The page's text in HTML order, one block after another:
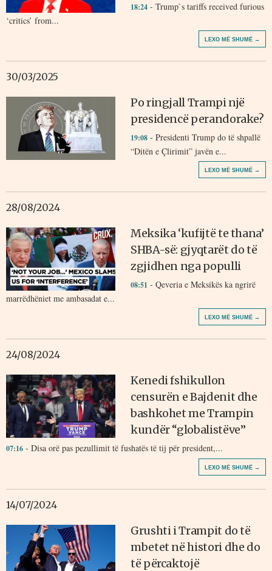
18:24 - Trump`s tariffs received furious
‘critics’ from...
LEXO MË SHUMË →
30/03/2025
Po ringjall Trampi një
presidencë perandorake?
19:08 - Presidenti Trump do të shpallë
“Ditën e Çlirimit” javën e...
LEXO MË SHUMË →
28/08/2024
Meksika ‘kufijtë te thana’
SHBA-së: gjyqtarët do të
zgjidhen nga populli
08:51 - Qeveria e Meksikës ka ngrirë
marrëdhëniet me ambasadat e...
LEXO MË SHUMË →
24/08/2024
Kenedi fshikullon
censurën e Bajdenit dhe
bashkohet me Trampin
kundër “globalistëve”
07:16 - Disa orë pas pezullimit të fushatës të tij për president,...
LEXO MË SHUMË →
14/07/2024
Grushti i Trampit do të
mbetet në histori dhe do
të përcaktojë